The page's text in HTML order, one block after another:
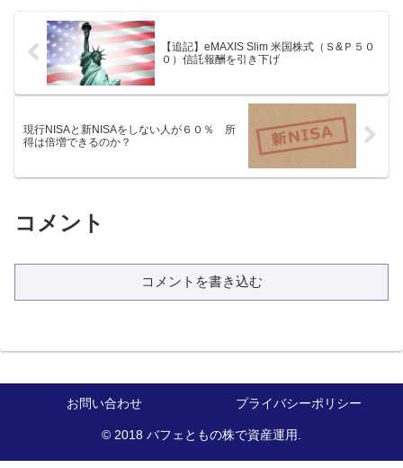
【追記】eMAXIS Slim 米国株式（Ｓ&Ｐ５０
０）信託報酬を引き下げ
現行NISAと新NISAをしない人が６０％ 所
得は倍増できるのか？
コメント
コメントを書き込む
お問い合わせ プライバシーポリシー
© 2018 バフェともの株で資産運用.